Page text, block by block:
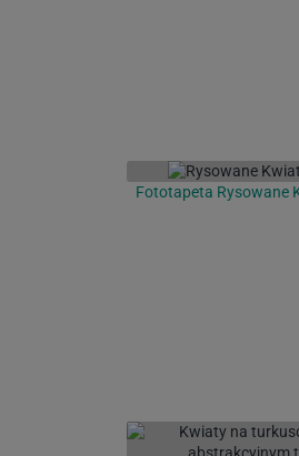
Fototapeta Rysowane